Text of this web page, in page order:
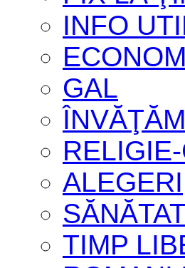
INFO
GAL
ALEGERI
TIMP